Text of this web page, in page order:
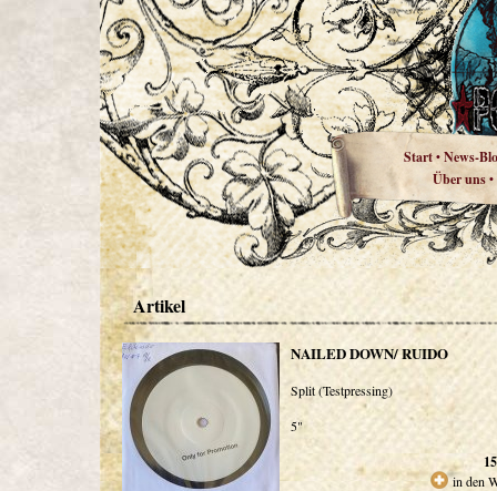
Start•News-
Über uns•
Artikel
NAILED DOWN/ RUIDO
Split (Testpressing)
5"
in den